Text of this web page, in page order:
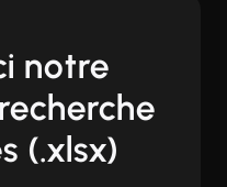
notre
(.xlsx)